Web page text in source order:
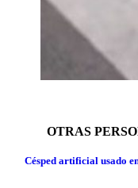
OTRAS
Césped artificial usado